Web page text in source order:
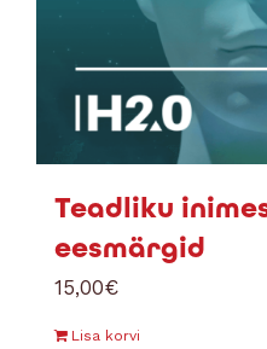
Teadliku
eesmärgid
15,00€
Lisa korvi